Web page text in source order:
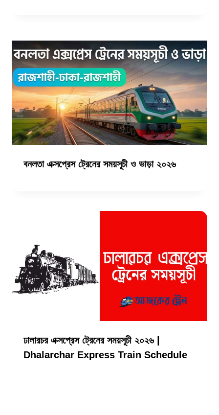
বনলতা এক্সপ্রেস ট্রেনের সময়সূচী ও ভাড়া ২০২৬
ঢালারচর এক্সপ্রেস ট্রেনের সময়সূচী ২০২৬ |
Dhalarchar Express Train Schedule